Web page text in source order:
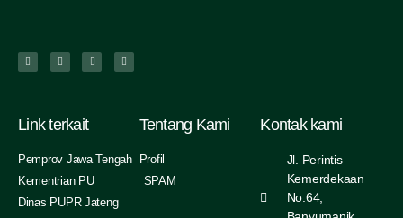
Link terkait
Pemprov Jawa Tengah
Kementrian PU
Dinas PUPR Jateng
Tentang Kami
Profil
SPAM
Kontak kami
Jl. Perintis
Kemerdekaan
No.64,